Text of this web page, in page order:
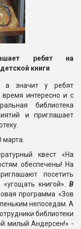
ребят на
книги
а значит у ребят
время интересно и с
библиотека
и приглашает
марта.
квест «На
обеспечены! На
посетить
книгой». В
программа «Зов
непоседам. А
библиотеки
милый Андерсен!» -